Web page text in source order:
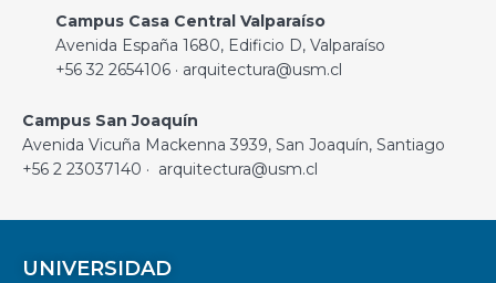
Campus Casa Central Valparaíso
Avenida España 1680, Edificio D, Valparaíso
+56 32 2654106 · arquitectura@usm.cl
Campus San Joaquín
Avenida Vicuña Mackenna 3939, San Joaquín, Santiago
+56 2 23037140 · arquitectura@usm.cl
UNIVERSIDAD